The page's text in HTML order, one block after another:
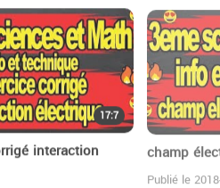
17:7
interaction champ
Publié le